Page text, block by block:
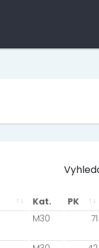
Kat. PK
M30 71